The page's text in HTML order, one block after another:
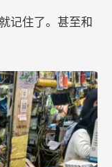
记住了。甚至和